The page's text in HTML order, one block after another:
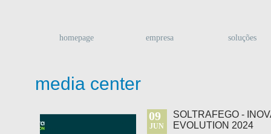
homepage empresa soluções
media center
09
JUN
SOLTRAFEGO -
EVOLUTION 2024